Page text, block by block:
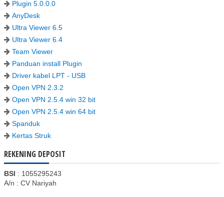
Plugin 5.0.0.0
AnyDesk
Ultra Viewer 6.5
Ultra Viewer 6.4
Team Viewer
Panduan install Plugin
Driver kabel LPT - USB
Open VPN 2.3.2
Open VPN 2.5.4 win 32 bit
Open VPN 2.5.4 win 64 bit
Spanduk
Kertas Struk
REKENING DEPOSIT
BSI : 1055295243
A/n : CV Nariyah